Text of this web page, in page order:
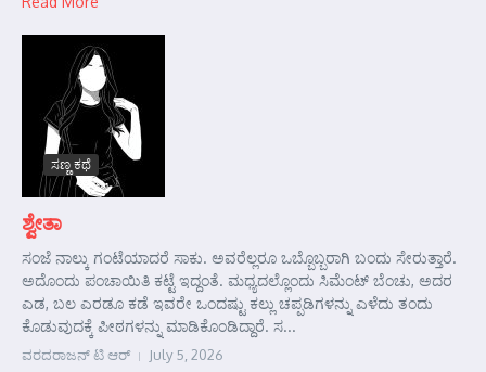
ಸಣ್ಣ ಕಥೆ
ಶ್ವೇತಾ
ಸಂಜೆ ನಾಲ್ಕು ಗಂಟೆಯಾದರೆ ಸಾಕು. ಅವರೆಲ್ಲರೂ ಒಬ್ಬೊಬ್ಬರಾಗಿ ಬಂದು ಸೇರುತ್ತಾರೆ.
ಅದೊಂದು ಪಂಚಾಯಿತಿ ಕಟ್ಟೆ ಇದ್ದಂತೆ. ಮಧ್ಯದಲ್ಲೊಂದು ಸಿಮೆಂಟ್ ಬೆಂಚು, ಅದರ
ಎಡ, ಬಲ ಎರಡೂ ಕಡೆ ಇವರೇ ಒಂದಷ್ಟು ಕಲ್ಲು ಚಪ್ಪಡಿಗಳನ್ನು ಎಳೆದು ತಂದು
ಕೊಡುವುದಕ್ಕೆ ಪೀಠಗಳನ್ನು ಮಾಡಿಕೊಂಡಿದ್ದಾರೆ. ಸ...
ವರದರಾಜನ್ ಟಿ ಆರ್ July 5, 2026